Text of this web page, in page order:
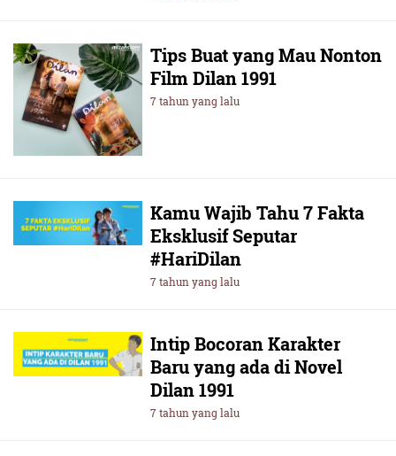
Tips Buat yang Mau Nonton
Film Dilan 1991
7 tahun yang lalu
Kamu Wajib Tahu 7 Fakta
Eksklusif Seputar
#HariDilan
7 tahun yang lalu
Intip Bocoran Karakter
Baru yang ada di Novel
Dilan 1991
7 tahun yang lalu